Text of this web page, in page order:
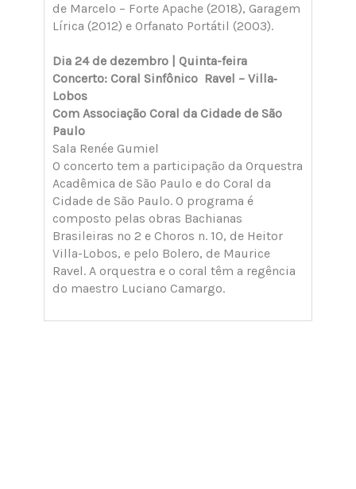
de Marcelo – Forte Apache (2018), Garagem
Lírica (2012) e Orfanato Portátil (2003).
Dia 24 de dezembro | Quinta-feira
​​​​​​​Concerto: Coral Sinfônico Ravel – Villa‐
Lobos
Com Associação Coral da Cidade de São
Paulo
Sala Renée Gumiel
​​​O concerto tem a participação da Orquestra
Acadêmica de São Paulo e do Coral da
Cidade de São Paulo. O programa é
composto pelas obras Bachianas
Brasileiras nº 2 e Choros n. 10, de Heitor
Villa-Lobos, e pelo Bolero, de Maurice
Ravel. A orquestra e o coral têm a regência
do maestro Luciano Camargo.